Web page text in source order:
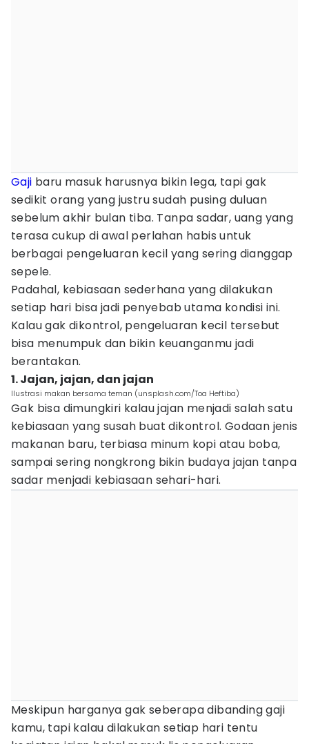
Gaji baru masuk harusnya bikin lega, tapi gak
sedikit orang yang justru sudah pusing duluan
sebelum akhir bulan tiba. Tanpa sadar, uang yang
terasa cukup di awal perlahan habis untuk
berbagai pengeluaran kecil yang sering dianggap
sepele.
Padahal, kebiasaan sederhana yang dilakukan
setiap hari bisa jadi penyebab utama kondisi ini.
Kalau gak dikontrol, pengeluaran kecil tersebut
bisa menumpuk dan bikin keuanganmu jadi
berantakan.
1. Jajan, jajan, dan jajan
Ilustrasi makan bersama teman (unsplash.com/Toa Heftiba)
Gak bisa dimungkiri kalau jajan menjadi salah satu
kebiasaan yang susah buat dikontrol. Godaan jenis
makanan baru, terbiasa minum kopi atau boba,
sampai sering nongkrong bikin budaya jajan tanpa
sadar menjadi kebiasaan sehari-hari.
Meskipun harganya gak seberapa dibanding gaji
kamu, tapi kalau dilakukan setiap hari tentu